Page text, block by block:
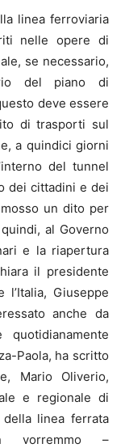
linea ferroviaria
nelle opere di
se necessario,
del piano di
deve essere
di trasporti sul
a quindici giorni
del tunnel
dei cittadini e dei
un dito per
al Governo
e la riapertura
il presidente
Giuseppe
anche da
Paola, ha scritto
Mario Oliverio,
e regionale di
linea ferrata
vorremmo –